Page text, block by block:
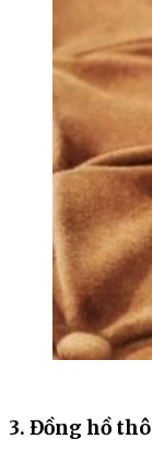
3. Đồng hồ